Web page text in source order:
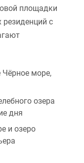
площадки
с
Чёрное море,
озера
дня
и озеро